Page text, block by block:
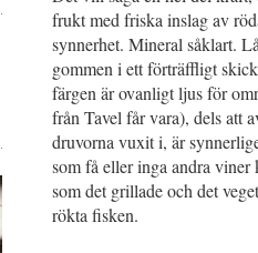
frukt med friska inslag av
synnerhet. Mineral såklart.
gommen i ett förträffligt
färgen är ovanligt ljus för
från Tavel får vara), dels att
druvorna vuxit i, är
som få eller inga andra
som det grillade och det
rökta fisken.